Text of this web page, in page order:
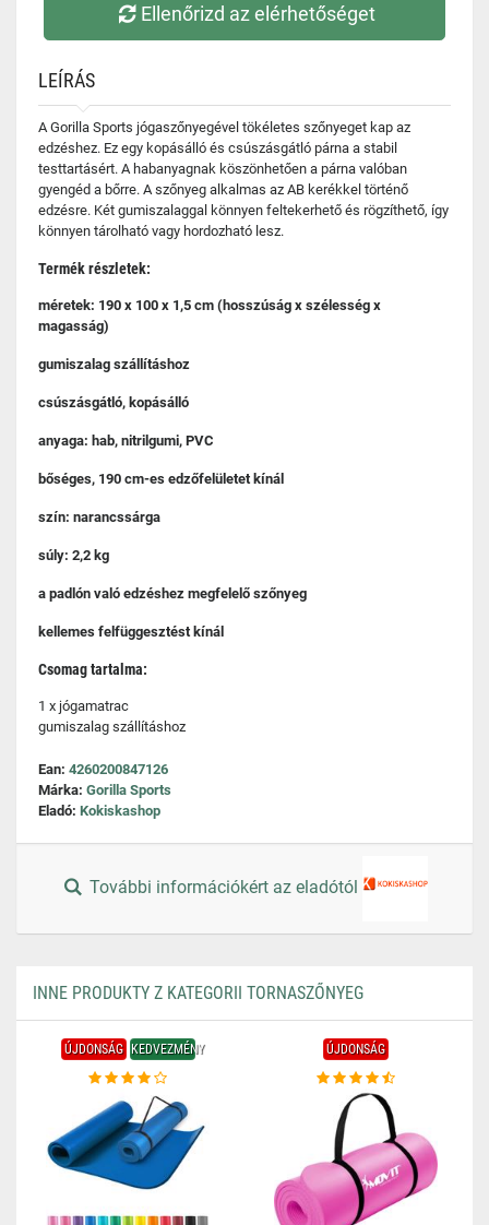
Ellenőrizd az elérhetőséget
LEÍRÁS
A Gorilla Sports jógaszőnyegével tökéletes szőnyeget kap az
edzéshez. Ez egy kopásálló és csúszásgátló párna a stabil
testtartásért. A habanyagnak köszönhetően a párna valóban
gyengéd a bőrre. A szőnyeg alkalmas az AB kerékkel történő
edzésre. Két gumiszalaggal könnyen feltekerhető és rögzíthető, így
könnyen tárolható vagy hordozható lesz.
Termék részletek:
méretek: 190 x 100 x 1,5 cm (hosszúság x szélesség x
magasság)
gumiszalag szállításhoz
csúszásgátló, kopásálló
anyaga: hab, nitrilgumi, PVC
bőséges, 190 cm-es edzőfelületet kínál
szín: narancssárga
súly: 2,2 kg
a padlón való edzéshez megfelelő szőnyeg
kellemes felfüggesztést kínál
Csomag tartalma:
1 x jógamatrac
gumiszalag szállításhoz
Ean: 4260200847126
Márka: Gorilla Sports
Eladó: Kokiskashop
További információkért az eladótól
INNE PRODUKTY Z KATEGORII TORNASZŐNYEG
ÚJDONSÁG KEDVEZMÉNY ÚJDONSÁG